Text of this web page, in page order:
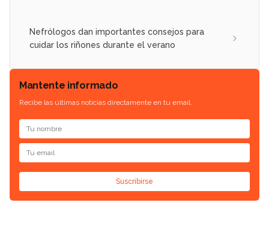
Nefrólogos dan importantes consejos para
cuidar los riñones durante el verano
Mantente informado
Recibe las últimas noticias directamente en tu email.
Suscribirse